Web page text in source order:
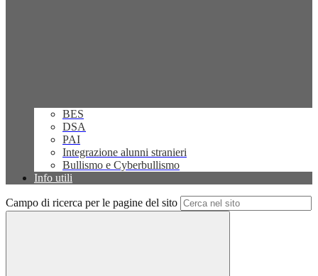
BES
DSA
PAI
Integrazione alunni stranieri
Bullismo e Cyberbullismo
Info utili
Campo di ricerca per le pagine del sito